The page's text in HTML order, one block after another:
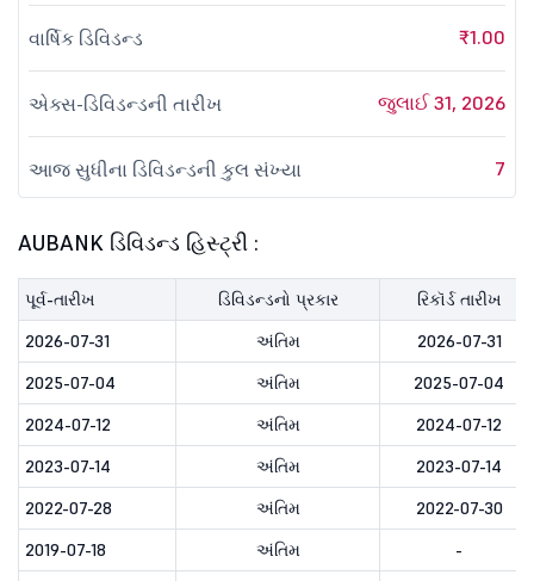
વાર્ષિક ડિવિડન્ડ ₹1.00
એક્સ-ડિવિડન્ડની તારીખ જુલાઈ 31, 2026
આજ સુધીના ડિવિડન્ડની કુલ સંખ્યા 7
AUBANK ડિવિડન્ડ હિસ્ટ્રી :
પૂર્વ-તારીખ ડિવિડન્ડનો પ્રકાર
રિકૉર્ડ તારીખ
2026-07-31
અંતિમ
2026-07-31
2025-07-04
અંતિમ
2025-07-04
2024-07-12
અંતિમ
2024-07-12
2023-07-14
અંતિમ
2023-07-14
2022-07-28
અંતિમ
2022-07-30
2019-07-18
અંતિમ
-